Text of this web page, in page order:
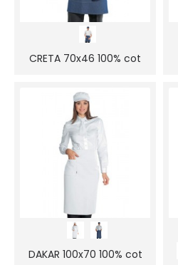
CRETA 70x46 100% cot
DAKAR 100x70 100% cot